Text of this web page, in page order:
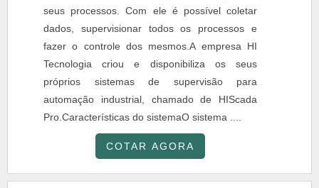
seus processos. Com ele é possível coletar
dados, supervisionar todos os processos e
fazer o controle dos mesmos.A empresa HI
Tecnologia criou e disponibiliza os seus
próprios sistemas de supervisão para
automação industrial, chamado de HIScada
Pro.Características do sistemaO sistema ....
COTAR AGORA